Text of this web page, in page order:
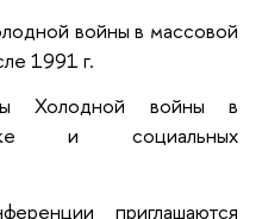
войны в массовой
1991 г.
Холодной войны в
и социальных
приглашаются